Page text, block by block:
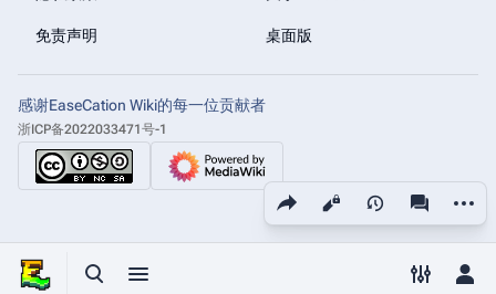
打开/关闭搜索
打开/关闭菜单 打开/关
打
分享此页面
查看 更多
免责声明 桌面版
感谢EaseCation Wiki的每一位贡献者
浙ICP备2022033471号-1